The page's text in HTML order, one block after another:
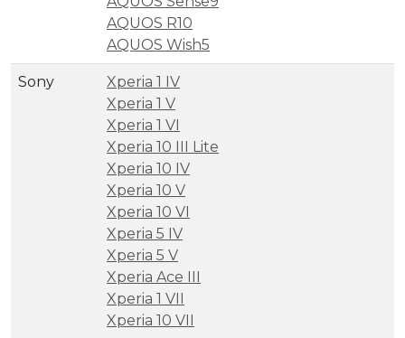
AQUOS R10
AQUOS Wish5
Sony
Xperia 1 IV
Xperia 1 V
Xperia 1 VI
Xperia 10 III Lite
Xperia 10 IV
Xperia 10 V
Xperia 10 VI
Xperia 5 IV
Xperia 5 V
Xperia Ace III
Xperia 1 VII
Xperia 10 VII